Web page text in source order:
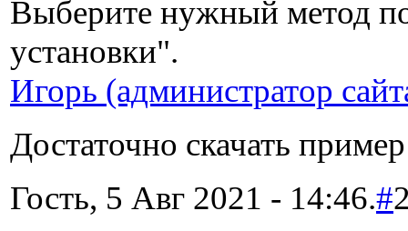
Выберите нужный метод
установки".
Игорь (администратор
Достаточно скачать пример
Гость, 5 Авг 2021 - 14:46.#